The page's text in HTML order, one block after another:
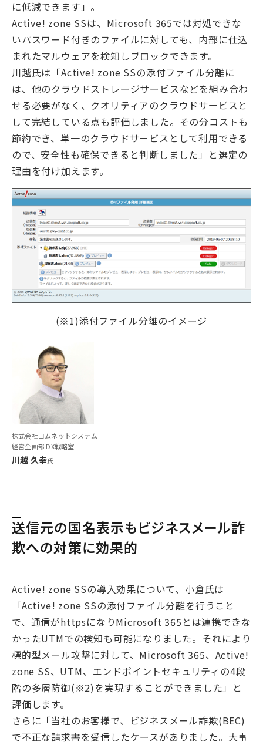
に低減できます」。
Active! zone SSは、Microsoft 365では対処できな
いパスワード付きのファイルに対しても、内部に仕込
まれたマルウェアを検知しブロックできます。
川越氏は「Active! zone SSの添付ファイル分離に
は、他のクラウドストレージサービスなどを組み合わ
せる必要がなく、クオリティアのクラウドサービスと
して完結している点も評価しました。その分コストも
節約でき、単一のクラウドサービスとして利用できる
ので、安全性も確保できると判断しました」と選定の
理由を付け加えます。
(※1)添付ファイル分離のイメージ
株式会社コムネットシステム
経営企画部 DX戦略室
川越 久幸氏
送信元の国名表示もビジネスメール詐
欺への対策に効果的
Active! zone SSの導入効果について、小倉氏は
「Active! zone SSの添付ファイル分離を行うこと
で、通信がhttpsになりMicrosoft 365とは連携できな
かったUTMでの検知も可能になりました。それにより
標的型メール攻撃に対して、Microsoft 365、Active!
zone SS、UTM、エンドポイントセキュリティの4段
階の多層防御(※2)を実現することができました」と
評価します。
さらに「当社のお客様で、ビジネスメール詐欺(BEC)
で不正な請求書を受信したケースがありました。大事